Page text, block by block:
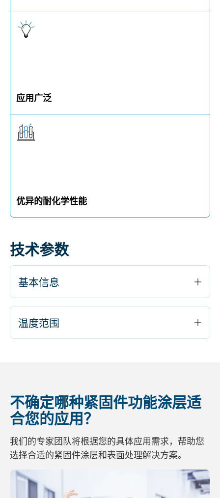
应用广泛
优异的耐化学性能
技术参数
基本信息
温度范围
不确定哪种紧固件功能涂层适
合您的应用？
我们的专家团队将根据您的具体应用需求，帮助您
选择合适的紧固件涂层和表面处理解决方案。